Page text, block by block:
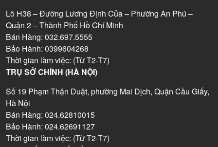
Lô H38 – Đường Lương Định Của – Phường An Phú –
Quận 2 – Thành Phố Hồ Chí Minh
Bán Hàng: 032.697.5555
Bảo Hành: 0399604268
Thời gian làm việc: (Từ T2-T7)
TRỤ SỞ CHÍNH (HÀ NỘI)
Số 19 Phạm Thận Duật, phường Mai Dịch, Quận Cầu Giấy,
Hà Nội
Bán Hàng: 024.62810015
Bảo Hành: 024.62691127
Thời gian làm việc: (Từ T2-T7)